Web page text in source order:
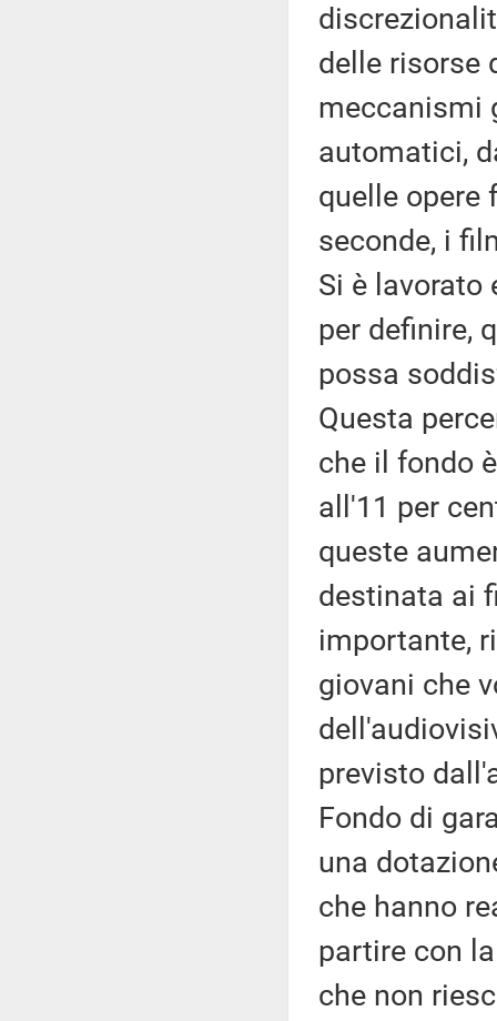
delle risorse
meccanismi
automatici,
quelle opere
seconde, i
Si è
per definire,
possa
Questa
che il fondo
all'11 per
queste
destinata ai
importante,
giovani che
previsto
Fondo di
una
che hanno
partire con
che non